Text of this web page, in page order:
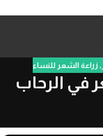
, زراعة الشعر للنساء
في الرحاب